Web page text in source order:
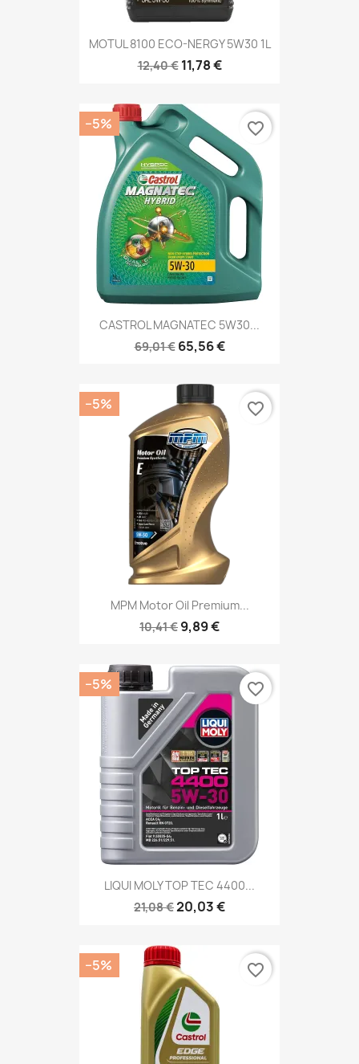
MOTUL 8100 ECO-NERGY 5W30 1L
12,40 € 11,78 €
CASTROL MAGNATEC 5W30...
69,01 € 65,56 €
−5% favorite_border
MPM Motor Oil Premium...
10,41 € 9,89 €
−5% favorite_border
LIQUI MOLY TOP TEC 4400...
21,08 €20,03 €
−5% favorite_border
−5% favorite_border